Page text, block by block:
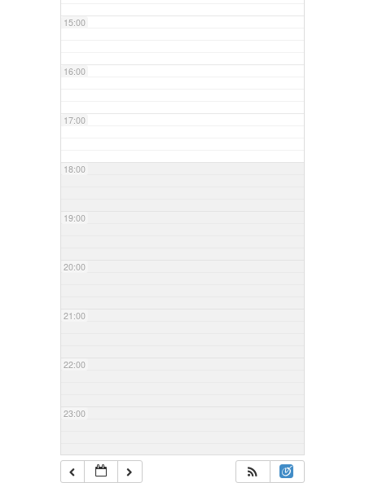
15:00
16:00
17:00
18:00
19:00
20:00
21:00
22:00
23:00